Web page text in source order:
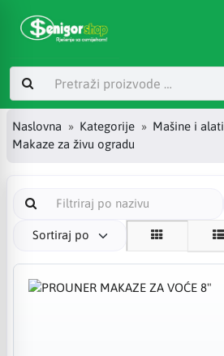
Naslovna Kategorije Mašine i alati
Makaze za živu ogradu
Sortiraj po